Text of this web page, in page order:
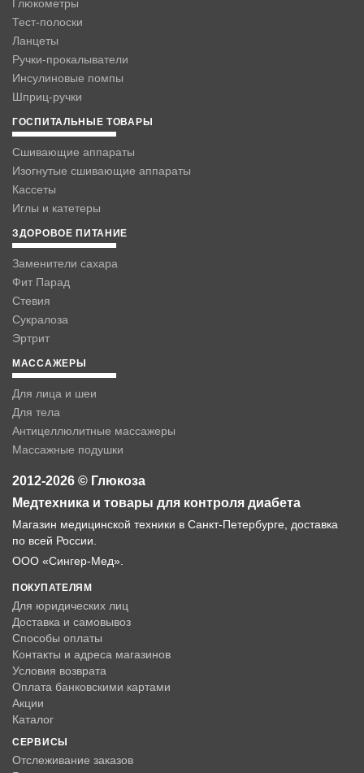
Глюкометры
Тест-полоски
Ланцеты
Ручки-прокалыватели
Инсулиновые помпы
Шприц-ручки
ГОСПИТАЛЬНЫЕ ТОВАРЫ
Сшивающие аппараты
Изогнутые сшивающие аппараты
Кассеты
Иглы и катетеры
ЗДОРОВОЕ ПИТАНИЕ
Заменители сахара
Фит Парад
Стевия
Сукралоза
Эртрит
МАССАЖЕРЫ
Для лица и шеи
Для тела
Антицеллюлитные массажеры
Массажные подушки
2012-2026 © Глюкоза
Медтехника и товары для контроля диабета
Магазин медицинской техники в Санкт-Петербурге, доставка
по всей России.
ООО «Сингер-Мед».
ПОКУПАТЕЛЯМ
Для юридических лиц
Доставка и самовывоз
Способы оплаты
Контакты и адреса магазинов
Условия возврата
Оплата банковскими картами
Акции
Каталог
СЕРВИСЫ
Отслеживание заказов